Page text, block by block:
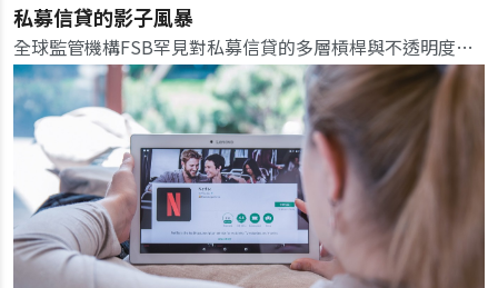
私募信貸的影子風暴
全球監管機構FSB罕見對私募信貸的多層槓桿與不透明度提出警示，私募信貸風險已越邊界，與傳統銀行體系有共生風險。